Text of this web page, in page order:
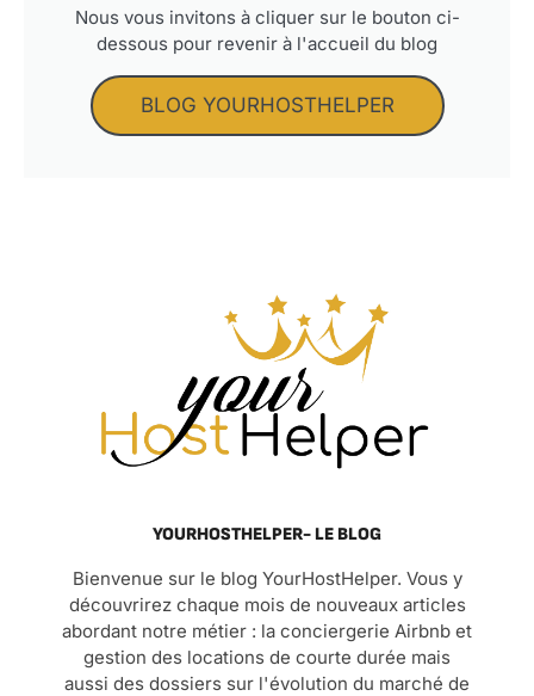
Nous vous invitons à cliquer sur le bouton ci-
dessous pour revenir à l'accueil du blog
BLOG YOURHOSTHELPER
YOURHOSTHELPER- LE BLOG
Bienvenue sur le blog YourHostHelper. Vous y
découvrirez chaque mois de nouveaux articles
abordant notre métier : la conciergerie Airbnb et
gestion des locations de courte durée mais
aussi des dossiers sur l'évolution du marché de